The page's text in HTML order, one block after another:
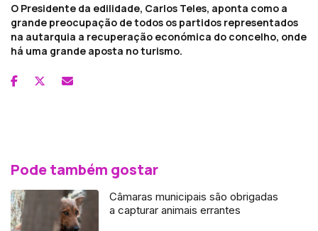
O Presidente da edilidade, Carlos Teles, aponta como a
grande preocupação de todos os partidos representados
na autarquia a recuperação económica do concelho, onde
há uma grande aposta no turismo.
Pode também gostar
Câmaras municipais são obrigadas
a capturar animais errantes